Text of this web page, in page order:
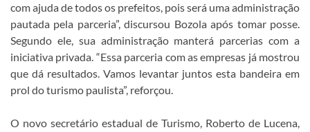
com ajuda de todos os prefeitos, pois será uma administração
pautada pela parceria”, discursou Bozola após tomar posse.
Segundo ele, sua administração manterá parcerias com a
iniciativa privada. “Essa parceria com as empresas já mostrou
que dá resultados. Vamos levantar juntos esta bandeira em
prol do turismo paulista”, reforçou.
O novo secretário estadual de Turismo, Roberto de Lucena,